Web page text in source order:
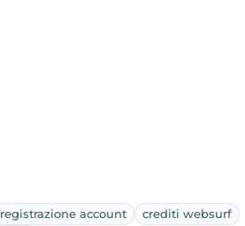
registrazione account
crediti websurf